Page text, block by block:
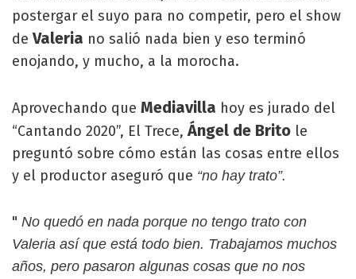
postergar el suyo para no competir, pero el show
deValeria no salió nada bien y eso terminó
enojando, y mucho, a la morocha.
Aprovechando que Mediavilla hoy es jurado del
“Cantando 2020”, El Trece,Ángel de Brito le
preguntó sobre cómo están las cosas entre ellos
y el productor aseguró que “no hay trato”.
" No quedó en nada porque no tengo trato con
Valeria así que está todo bien. Trabajamos muchos
años, pero pasaron algunas cosas que no nos